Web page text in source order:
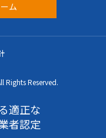
ム
Rights Reserved.
適正な
者認定